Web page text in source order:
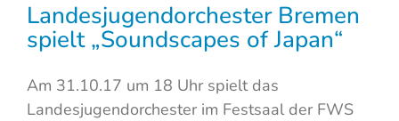
Landesjugendorchester Bremen
spielt „Soundscapes of Japan“
Am 31.10.17 um 18 Uhr spielt das
Landesjugendorchester im Festsaal der FWS